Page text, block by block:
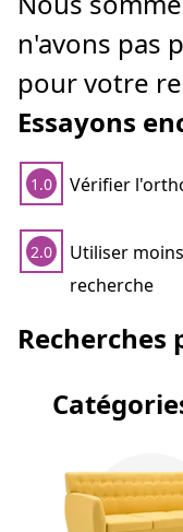
n'avons pas
pour votre
Essayons
1.0 Vérifier
2.0
Utiliser
recherche
Recherches